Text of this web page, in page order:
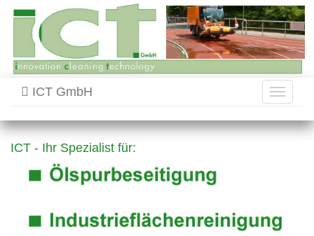
Toggle
ICT GmbH
ICT - Ihr Spezialist für: